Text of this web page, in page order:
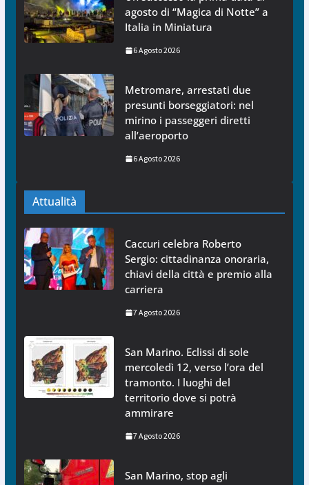
agosto di “Magica di Notte” a
Italia in Miniatura
6 Agosto 2026
Metromare, arrestati due
presunti borseggiatori: nel
mirino i passeggeri diretti
all’aeroporto
6 Agosto 2026
Attualità
Caccuri celebra Roberto
Sergio: cittadinanza onoraria,
chiavi della città e premio alla
carriera
7 Agosto 2026
San Marino. Eclissi di sole
mercoledì 12, verso l’ora del
tramonto. I luoghi del
territorio dove si potrà
ammirare
7 Agosto 2026
San Marino, stop agli